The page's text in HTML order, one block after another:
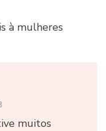
à mulheres
muitos